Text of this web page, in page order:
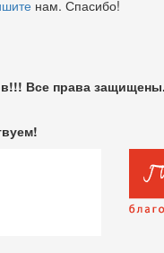
нам. Спасибо!
Все права защищены.